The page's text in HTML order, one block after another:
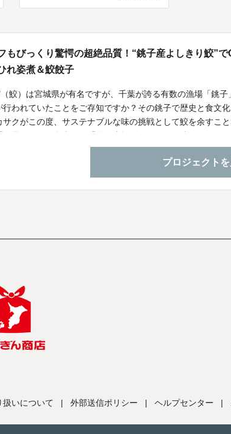
もびっくり驚愕の超絶品質！“銚子産よしきり鮫”で
れ姿煮＆鮫餃子
（鮫）は宮城県が有名ですが、千葉が誇る有数の漁場「銚
行われていたことをご存知ですか？その銚子で歴史と食文
サクがこの度、サステナブルな味の挑戦として鮫を余すこ
らにプロデュースシェフとして予約困難なことでも知られ
が料理を担当！まさにCHIBAコラボで最高の“ふか料理”が今
プロジェクト
扱いについて | 外部送信ポリシー | ヘルプセンター |